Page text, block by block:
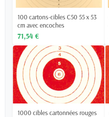
100 cartons-cibles C50 55 x 53
cm avec encoches
71,54 €
1000 cibles cartonnées rouges